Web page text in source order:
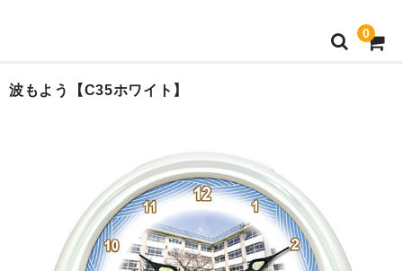
0
HOME
目覚まし時計(集合)
知育目覚まし時計(集合・園舎)
カード付フォトフレームクロック(集合)
波もよう【C35ホワイト】